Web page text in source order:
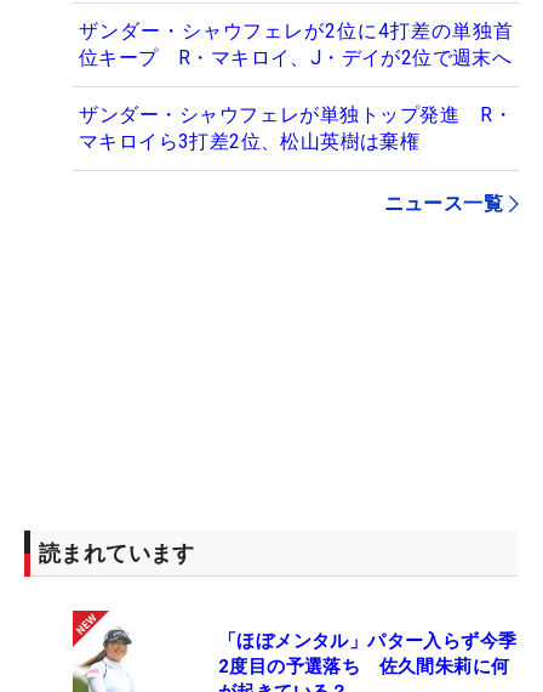
ザンダー・シャウフェレが2位に4打差の単独首
位キープ R・マキロイ、J・デイが2位で週末へ
ザンダー・シャウフェレが単独トップ発進 R・
マキロイら3打差2位、松山英樹は棄権
ニュース一覧
読まれています
「ほぼメンタル」パター入らず今季
2度目の予選落ち 佐久間朱莉に何